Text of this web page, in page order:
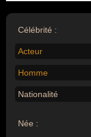
Célébrité :
Acteur
Homme
Nationalité
Née :